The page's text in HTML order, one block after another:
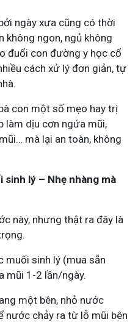
ngày xưa cũng có thời
không ngon, ngủ không
đuổi con đường y học cổ
cách xử lý đơn giản, tự
con một số mẹo hay trị
làm dịu cơn ngứa mũi,
mà lại an toàn, không
sinh lý – Nhẹ nhàng mà
này, nhưng thật ra đây là
muối sinh lý (mua sẵn
mũi 1-2 lần/ngày.
một bên, nhỏ nước
nước chảy ra từ lỗ mũi bên